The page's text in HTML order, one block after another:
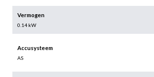
Vermogen
0.14 kW
Accusysteem
AS